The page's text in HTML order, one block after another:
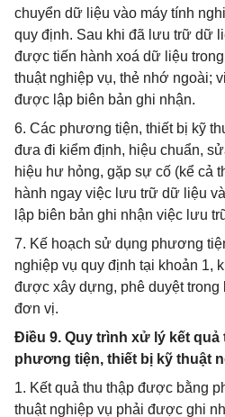
chuyển dữ liệu vào máy tính
quy định. Sau khi đã lưu trữ dữ
được tiến hành xoá dữ liệu
thuật nghiệp vụ, thẻ nhớ ngoài;
được lập biên bản ghi nhận.
6. Các phương tiện, thiết bị kỹ
đưa đi kiểm định, hiệu chuẩn,
hiệu hư hỏng, gặp sự cố (kể cả
hành ngay việc lưu trữ dữ liệu
lập biên bản ghi nhận việc lưu
7. Kế hoạch sử dụng phương
nghiệp vụ quy định tại khoản 1,
được xây dựng, phê duyệt trong
đơn vị.
Điều 9. Quy trình xử lý kết
phương tiện, thiết bị kỹ thuật
1. Kết quả thu thập được bằng
thuật nghiệp vụ phải được ghi